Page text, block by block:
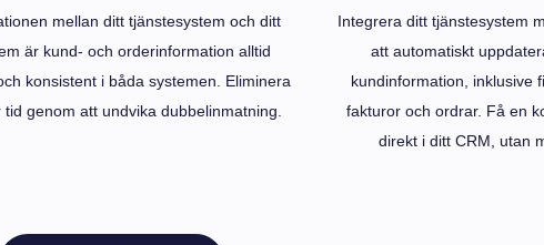
mellan ditt tjänstesystem och ditt
är kund- och orderinformation alltid
konsistent i båda systemen. Eliminera
genom att undvika dubbelinmatning.
Integrera ditt tjänstesystem
att automatiskt
kundinformation, inklusive
fakturor och ordrar. Få en
direkt i ditt CRM, utan